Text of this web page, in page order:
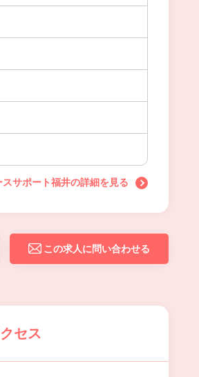
サポート福井の詳細を見る
この求人に問い合わせる
セス